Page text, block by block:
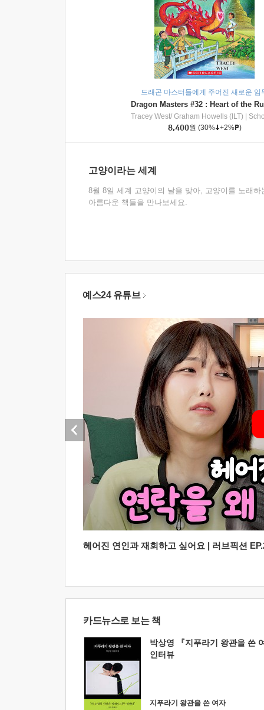
드래곤 마스터들에게 주어진 새로운 임
Tracey West/ Graham Howells (ILT)
8,400원 (30% +2% )
고양이라는 세계
8월 8일 세계 고양이의 날을 맞아, 고양이를 노래하
아름다운 책들을 만나보세요.
예스24 유튜브
헤어진 연인과 재회하고 싶어요 | 러브픽션
카드뉴스로 보는 책
박상영 『지푸라기 왕관을 쓴
인터뷰
지푸라기 왕관을 쓴 여자